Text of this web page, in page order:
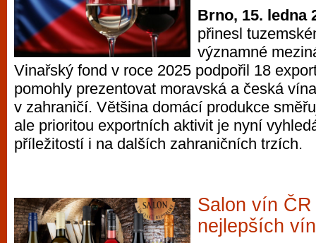
Brno, 15. ledna
přinesl
významné
Vinařský fond v roce 2025 podpořil 18
pomohly prezentovat moravská a česká
v zahraničí. Většina domácí produkce
ale prioritou exportních aktivit je nyní
příležitostí i na dalších zahraničních trzích.
Salon vín
nejlepších